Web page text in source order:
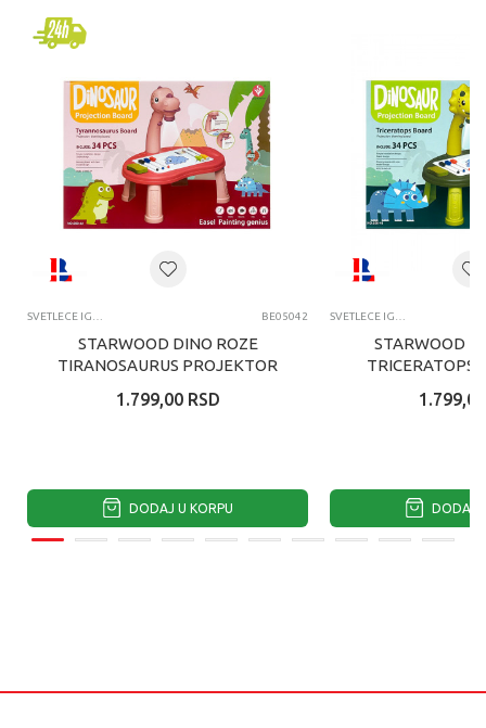
SVETLECE IGRACKE I ZIVOTINJE BE05042
STARWOOD DINO ROZE
TIRANOSAURUS PROJEKTOR
1.799,00 RSD
DODAJ U KORPU
SVETLECE IGRACKE I ZIVOTINJE
STARWOOD
TRICERATOPS
1.799,00
DODAJ